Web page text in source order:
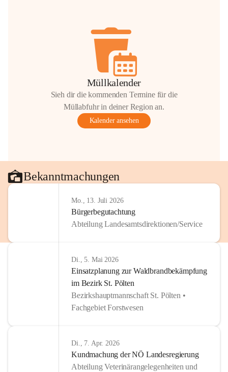
Müllkalender
Sieh dir die kommenden Termine für die
Müllabfuhr in deiner Region an.
Kalender ansehen
Bekanntmachungen
Mo., 13. Juli 2026
Bürgerbegutachtung
Abteilung Landesamtsdirektionen/Service
Di., 5. Mai 2026
Einsatzplanung zur Waldbrandbekämpfung
im Bezirk St. Pölten
Bezirkshauptmannschaft St. Pölten •
Fachgebiet Forstwesen
Di., 7. Apr. 2026
Kundmachung der NÖ Landesregierung
Abteilung Veterinärangelegenheiten und